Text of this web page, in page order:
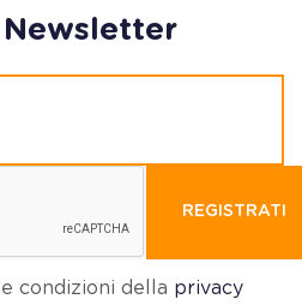
Newsletter
REGISTRATI
condizioni della privacy